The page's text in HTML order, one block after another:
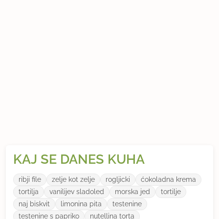
KAJ SE DANES KUHA
ribji file zelje kot zelje rogljicki
ćokoladna krema
tortilja
vanilijev sladoled morska jed
tortilje
naj biskvit
limonina pita
testenine
testenine s papriko
nutellina torta